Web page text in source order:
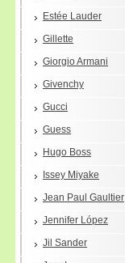
Estée Lauder
Gillette
Giorgio Armani
Givenchy
Gucci
Guess
Hugo Boss
Issey Miyake
Jean Paul Gaultier
Jennifer López
Jil Sander